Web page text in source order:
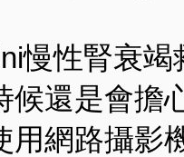
慢性腎衰
候還是會擔
用網路攝影